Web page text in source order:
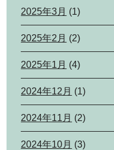
2025年3月 (1)
2025年2月 (2)
2025年1月 (4)
2024年12月 (1)
2024年11月 (2)
2024年10月 (3)